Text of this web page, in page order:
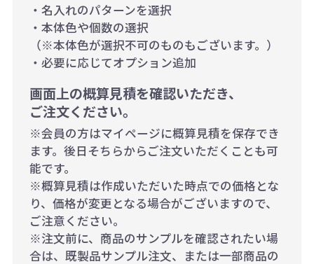
・名入れのパターンを選択
・本体色や個数の選択
（※本体色が選択不可のものもございます。）
・必要に応じてオプション追加
画面上の概算見積を確認いただき、
ご注文ください。
※会員の方はマイページに概算見積を保存でき
ます。後日そちらからご注文いただくことも可
能です。
※概算見積は作成いただいた時点での価格とな
り、価格が変更となる場合がございますので、
ご注意ください。
※注文前に、商品のサンプルを確認されたい場
合は、既製品サンプル注文、または一部商品の